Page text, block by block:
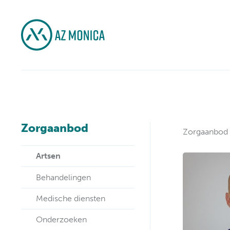
Zorgaanbod
Artsen
Behandelingen
Medische diensten
Onderzoeken
Zorgaanbod